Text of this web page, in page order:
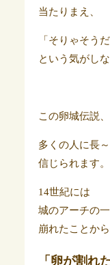
当たりまえ、
「そりゃそう
という気がし
この卵城伝説、
多くの人に長
信じられます。
14世紀には
城のアーチの
崩れたことか
「卵が割れ